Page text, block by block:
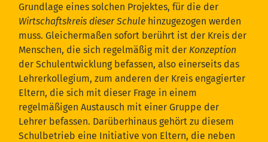
Grundlage eines solchen Projektes, für die der
Wirtschaftskreis dieser Schule hinzugezogen werden
muss. Gleichermaßen sofort berührt ist der Kreis der
Menschen, die sich regelmäßig mit der Konzeption
der Schulentwicklung befassen, also einerseits das
Lehrerkollegium, zum anderen der Kreis engagierter
Eltern, die sich mit dieser Frage in einem
regelmäßigen Austausch mit einer Gruppe der
Lehrer befassen. Darüberhinaus gehört zu diesem
Schulbetrieb eine Initiative von Eltern, die neben